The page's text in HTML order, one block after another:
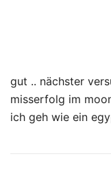
gut .. nächster
misserfolg im
ich geh wie ein